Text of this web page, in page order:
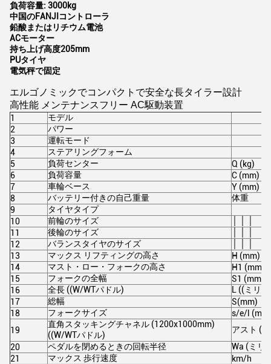
負荷容量: 3000kg
中国のFANJIコントローラ
鉛酸またはリチウム電池
ACモーター
持ち上げ高度205mm
PUタイヤ
電気秤で固定
エルゴノミックでコンパクトで安全な長タイラー設計
高性能 メンテナンスフリー AC駆動装置
1
モデル
2
パワー
3
運転モード
4
ステアリングフォーム
5
負荷センター
Q (kg)
6
負荷容量
C (mm)
7
車輪ベース
Y (mm)
8
バッテリー付きの自己重量
体重
9
タイヤタイプ
10
前輪のサイズ
11
後輪のサイズ
12
バランスタイヤのサイズ
13
マックス リフティングの高さ
H (mm)
14
マスト・ロー・フォークの高さ
H1 (mm)
15
フォークの全幅
S1 (mm)
16
全長 ((W/WTパドル)
L ((ミリ)
17
総幅
S(mm)
18
フォークサイズ
s/e/l
19
直角スタッキングチャネル (1200x1000mm)
((W/WTパドル)
アスト
20
ペダルを閉めるときの回転半径
Wa (ミリ)
21
マックス 歩行速度
km/h